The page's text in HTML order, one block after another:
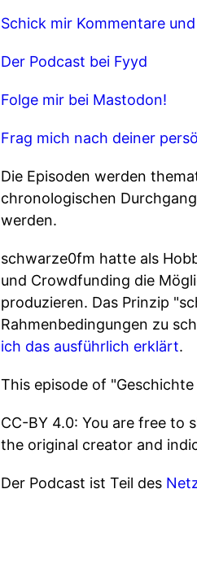
Schick mir Kommentare
Der Podcast bei Fyyd
Folge mir bei Mastodon!
Frag mich nach deiner
Die Episoden werden
chronologischen
werden.
schwarze0fm hatte als
und Crowdfunding die
produzieren. Das Prinzip
Rahmenbedingungen zu
ich das ausführlich erklärt.
This episode of
CC-BY 4.0: You are free to
the original creator and
Der Podcast ist Teil des